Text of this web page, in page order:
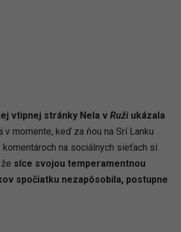
vtipnej stránky Nela v Ruži ukázala
v momente, keď za ňou na Srí Lanku
komentároch na sociálnych sieťach si
síce svojou temperamentnou
spočiatku nezapôsobila, postupne